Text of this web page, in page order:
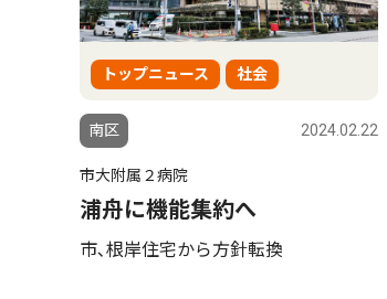
トップニュース 社会
南区 2024.02.22
市大附属２病院
浦舟に機能集約へ
市､根岸住宅から方針転換